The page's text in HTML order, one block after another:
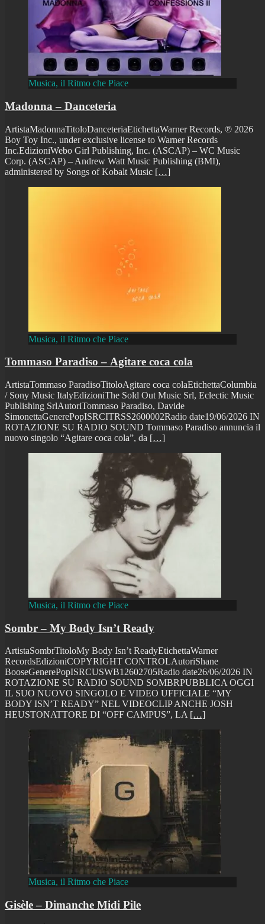
Musica, il Ritmo che Piace
Madonna – Danceteria
ArtistaMadonnaTitoloDanceteriaEtichettaWarner Records, ℗ 2026
Boy Toy Inc., under exclusive license to Warner Records
Inc.EdizioniWebo Girl Publishing, Inc. (ASCAP) – WC Music
Corp. (ASCAP) – Andrew Watt Music Publishing (BMI),
administered by Songs of Kobalt Music […]
Musica, il Ritmo che Piace
Tommaso Paradiso – Agitare coca cola
ArtistaTommaso ParadisoTitoloAgitare coca colaEtichettaColumbia
/ Sony Music ItalyEdizioniThe Sold Out Music Srl, Eclectic Music
Publishing SrlAutoriTommaso Paradiso, Davide
SimonettaGenerePopISRCITRSS2600002Radio date19/06/2026 IN
ROTAZIONE SU RADIO SOUND Tommaso Paradiso annuncia il
nuovo singolo “Agitare coca cola”, da […]
Musica, il Ritmo che Piace
Sombr – My Body Isn’t Ready
ArtistaSombrTitoloMy Body Isn’t ReadyEtichettaWarner
RecordsEdizioniCOPYRIGHT CONTROLAutoriShane
BooseGenerePopISRCUSWB12602705Radio date26/06/2026 IN
ROTAZIONE SU RADIO SOUND SOMBRPUBBLICA OGGI
IL SUO NUOVO SINGOLO E VIDEO UFFICIALE “MY
BODY ISN’T READY” NEL VIDEOCLIP ANCHE JOSH
HEUSTONATTORE DI “OFF CAMPUS”, LA […]
Musica, il Ritmo che Piace
Gisèle – Dimanche Midi Pile